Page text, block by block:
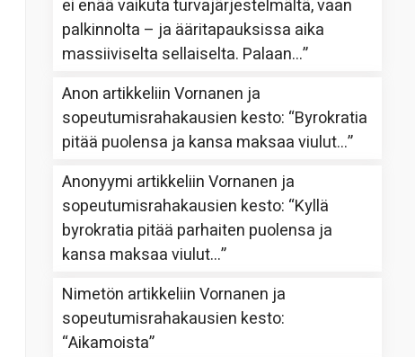
ei enää vaikuta turvajärjestelmältä, vaan
palkinnolta – ja ääritapauksissa aika
massiiviselta sellaiselta. Palaan…”
Anon artikkeliinVornanen ja
sopeutumisrahakausien kesto: “Byrokratia
pitää puolensa ja kansa maksaa viulut…”
Anonyymi artikkeliinVornanen ja
sopeutumisrahakausien kesto: “Kyllä
byrokratia pitää parhaiten puolensa ja
kansa maksaa viulut…”
Nimetön artikkeliinVornanen ja
sopeutumisrahakausien kesto:
“Aikamoista”